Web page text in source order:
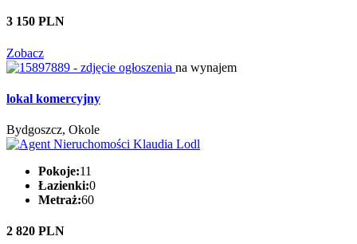
3 150 PLN
Zobacz
na wynajem
lokal komercyjny
Bydgoszcz, Okole
Pokoje:11
Łazienki:0
Metraż:60
2 820 PLN